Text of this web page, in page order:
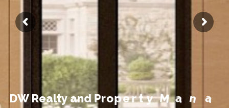
DW Realtyand PropertyManag em en